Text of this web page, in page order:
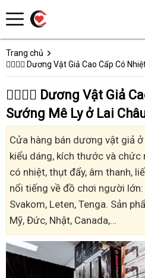
Trang chủ
👩‍❤️‍💋‍👨 Dương Vật Giả Cao Cấp Có
👩‍❤️‍💋‍👨 Dương Vật Giả
Sướng Mê Ly ở Lai
Cửa hàng bán dương vật giả
kiểu dáng, kích thước và chức
có nhiệt, thụt đẩy, âm thanh,
nổi tiếng về đồ chơi người lớn:
Svakom, Leten, Tenga. Sản
Mỹ, Đức, Nhật, Canada,…